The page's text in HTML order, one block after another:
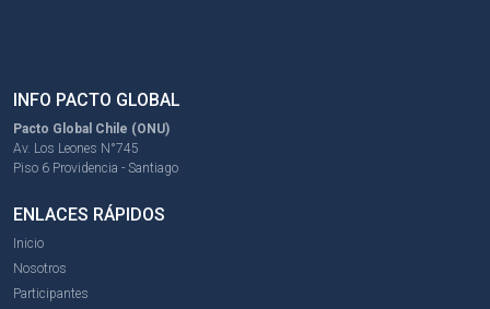
INFO PACTO GLOBAL
Pacto Global Chile (ONU)
Av. Los Leones N°745
Piso 6 Providencia - Santiago
ENLACES RÁPIDOS
Inicio
Nosotros
Participantes